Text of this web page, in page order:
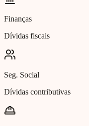
Finanças
Dívidas fiscais
Seg. Social
Dívidas contributivas